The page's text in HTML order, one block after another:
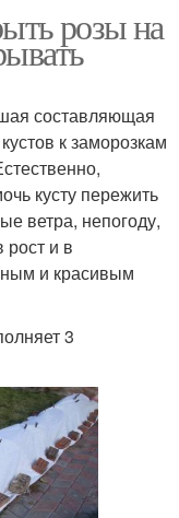
розы на
составляющая
к заморозкам
кусту пережить
ветра, непогоду,
рост и в
и красивым
3